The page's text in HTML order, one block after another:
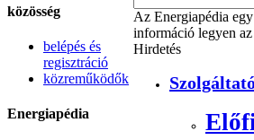
közösség
belépés és
regisztráció
közreműködők
Energiapédia
Az Energiapédia
információ legyen
Hirdetés